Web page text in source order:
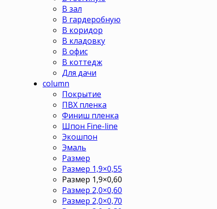
В зал
В гардеробную
В коридор
В кладовку
В офис
В коттедж
Для дачи
column
Покрытие
ПВХ пленка
Финиш пленка
Шпон Fine-line
Экошпон
Эмаль
Размер
Размер 1,9×0,55
Размер 1,9×0,60
Размер 2,0×0,60
Размер 2,0×0,70